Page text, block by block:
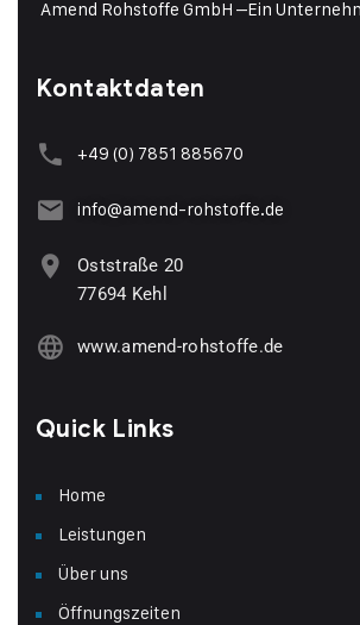
Amend Rohstoffe GmbH –Ein
Kontaktdaten
+49 (0) 7851 885670
info@amend-rohstoffe.de
Oststraße 20
77694 Kehl
www.amend-rohstoffe.de
Quick Links
Home
Leistungen
Über uns
Öffnungszeiten